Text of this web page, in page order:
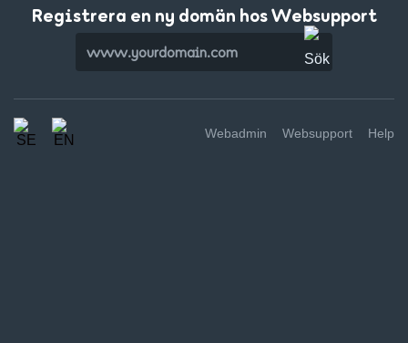
Registrera en ny domän hos Websupport
Webadmin Websupport Help